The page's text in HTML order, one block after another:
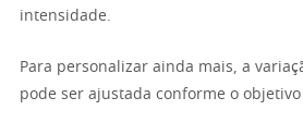
intensidade.
Para personalizar ainda mais, a
pode ser ajustada conforme o objetivo